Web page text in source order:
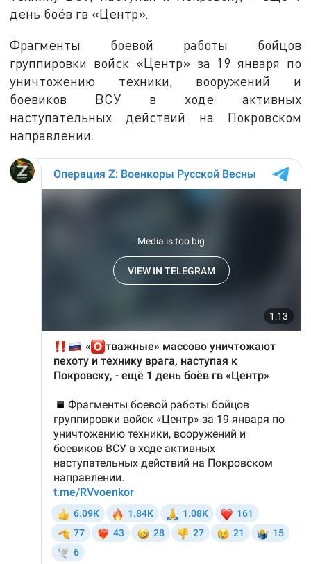
день боёв гв «Центр».
Фрагменты боевой работы бойцов
группировки войск «Центр» за 19 января по
уничтожению техники, вооружений и
боевиков ВСУ в ходе активных
наступательных действий на Покровском
направлении.